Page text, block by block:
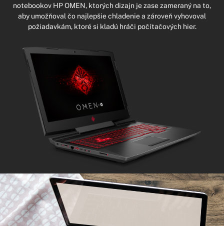
notebookov HP OMEN, ktorých dizajn je zase zameraný na to,
aby umožňoval čo najlepšie chladenie a zároveň vyhovoval
požiadavkám, ktoré si kladú hráči počítačových hier.